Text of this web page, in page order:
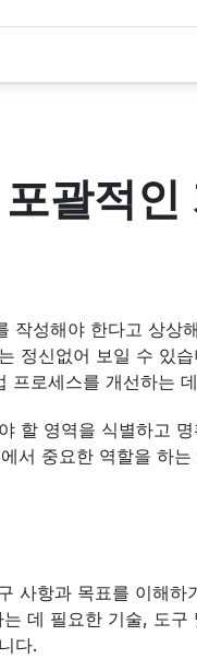
괄적인
작성해야 한다고 상
정신없어 보일 수 있
프로세스를 개선하는
할 영역을 식별하고
서 중요한 역할을 하
사항과 목표를 이해
데 필요한 기술, 도
다.